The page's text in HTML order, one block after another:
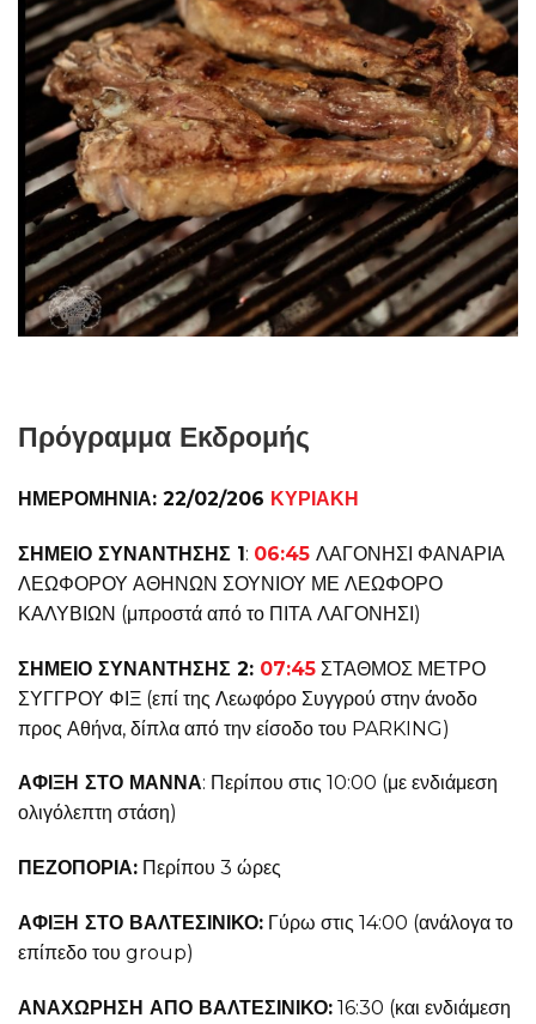
Πρόγραμμα Εκδρομής
ΗΜΕΡΟΜΗΝΙΑ: 22/02/206 ΚΥΡΙΑΚΗ
ΣΗΜΕΙΟ ΣΥΝΑΝΤΗΣΗΣ 1: 06:45 ΛΑΓΟΝΗΣΙ ΦΑΝΑΡΙΑ
ΛΕΩΦΟΡΟΥ ΑΘΗΝΩΝ ΣΟΥΝΙΟΥ ΜΕ ΛΕΩΦΟΡΟ
ΚΑΛΥΒΙΩΝ (μπροστά από το ΠΙΤΑ ΛΑΓΟΝΗΣΙ)
ΣΗΜΕΙΟ ΣΥΝΑΝΤΗΣΗΣ 2: 07:45 ΣΤΑΘΜΟΣ ΜΕΤΡΟ
ΣΥΓΓΡΟΥ ΦΙΞ (επί της Λεωφόρο Συγγρού στην άνοδο
προς Αθήνα, δίπλα από την είσοδο του PARKING)
ΑΦΙΞΗ ΣΤΟ ΜΑΝΝΑ: Περίπου στις 10:00 (με ενδιάμεση
ολιγόλεπτη στάση)
ΠΕΖΟΠΟΡΙΑ: Περίπου 3 ώρες
ΑΦΙΞΗ ΣΤΟ ΒΑΛΤΕΣΙΝΙΚΟ: Γύρω στις 14:00 (ανάλογα το
επίπεδο του group)
ΑΝΑΧΩΡΗΣΗ ΑΠΟ ΒΑΛΤΕΣΙΝΙΚΟ: 16:30 (και ενδιάμεση